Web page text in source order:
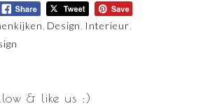
Design Interieur
& like us :)